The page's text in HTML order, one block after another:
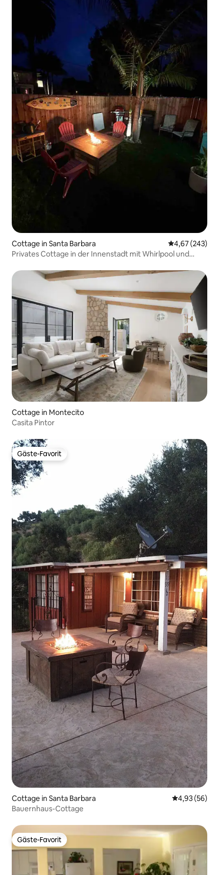
Cottage in Santa Barbara
4,67 (243)
Privates Cottage in der Innenstadt mit Whirlpool und
Cottage in Montecito
Casita Pintor
Gäste-Favorit
Gäste-Favorit
Cottage in Santa Barbara
4,93 (56)
Bauernhaus-Cottage
Gäste-Favorit
Gäste-Favorit